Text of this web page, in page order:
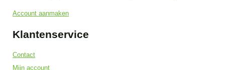
Account aanmaken
Klantenservice
Contact
Mijn account